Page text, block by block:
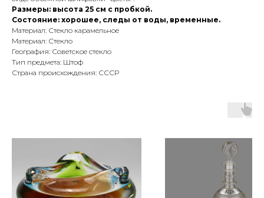
Размеры: высота 25 см с пробкой.
Состояние: хорошее, следы от воды, временные.
Материал: Стекло карамельное
Материал: Стекло
География: Советское стекло
Тип предмета: Штоф
Страна происхождения: СССР